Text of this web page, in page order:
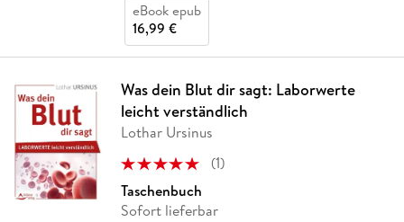
eBook epub
16,99 €
Was dein Blut dir sagt: Laborwerte
leicht verständlich
Lothar Ursinus
(1)
Taschenbuch
Sofort lieferbar